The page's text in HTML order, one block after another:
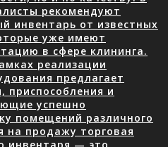
рекомендуют
инвентарь от известных
уже имеют
в сфере клининга.
реализации
предлагает
приспособления и
успешно
помещений различного
на продажу торговая